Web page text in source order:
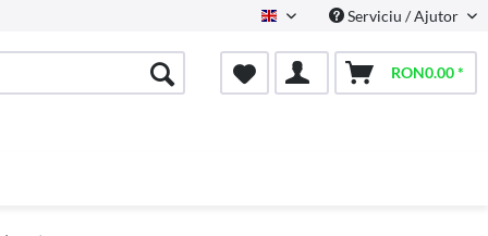
English Serviciu / Ajutor
RON0.00 *